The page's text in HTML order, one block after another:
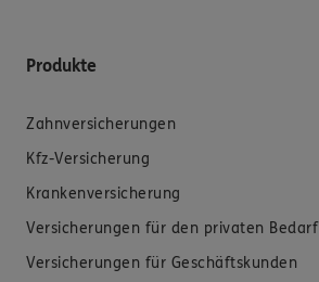
Produkte
Zahnversicherungen
Kfz-Versicherung
Krankenversicherung
Versicherungen für den privaten Bedarf
Versicherungen für Geschäftskunden